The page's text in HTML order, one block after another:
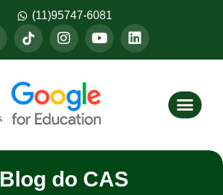
(11)95747-6081
Blog do CAS